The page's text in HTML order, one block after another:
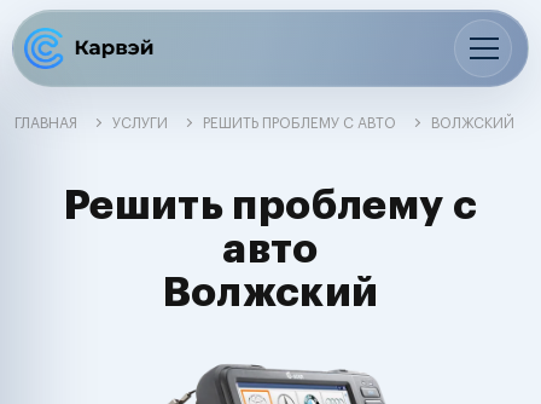
ГЛАВНАЯ УСЛУГИ РЕШИТЬ ПРОБЛЕМУ С АВТО ВОЛЖСКИЙ
Решить проблему с
авто
Волжский